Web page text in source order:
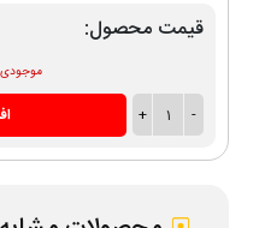
قیمت محصول:
موجودی
-
1
+